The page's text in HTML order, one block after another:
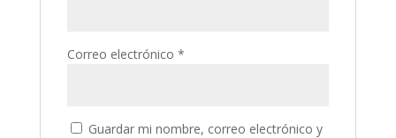
Correo electrónico *
Guardar mi nombre, correo electrónico y